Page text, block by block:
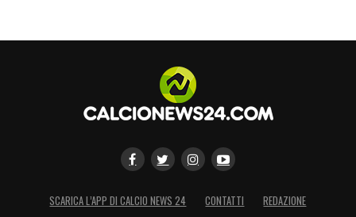
SCARICA L’APP DI CALCIO NEWS 24 CONTATTI
REDAZIONE